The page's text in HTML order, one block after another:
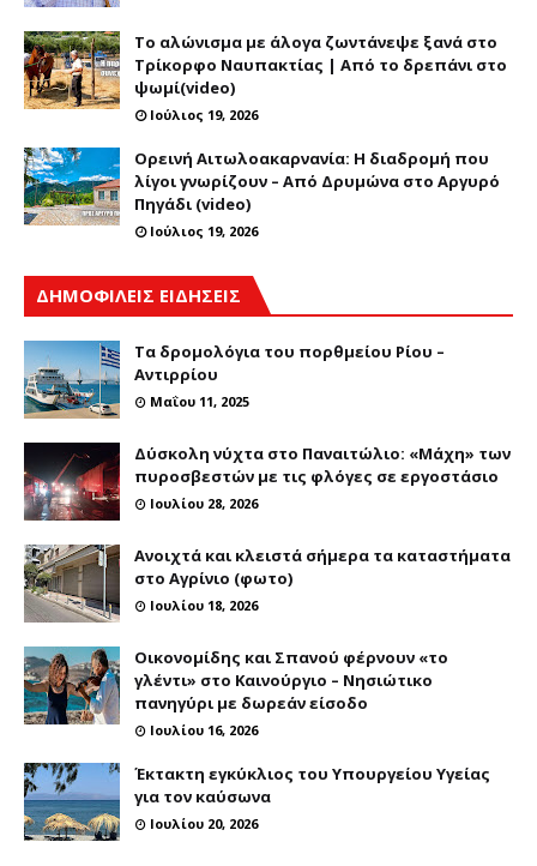
Το αλώνισμα με άλογα ζωντάνεψε ξανά στο
Τρίκορφο Ναυπακτίας | Από το δρεπάνι στο
ψωμί(video)
Ιούλιος 19, 2026
Ορεινή Αιτωλοακαρνανία: Η διαδρομή που
λίγοι γνωρίζουν – Από Δρυμώνα στο Αργυρό
Πηγάδι (video)
Ιούλιος 19, 2026
ΔΗΜΟΦΙΛΕΙΣ ΕΙΔΗΣΕΙΣ
Τα δρομολόγια του πορθμείου Ρίου –
Αντιρρίου
Μαΐου 11, 2025
Δύσκολη νύχτα στο Παναιτώλιο: «Μάχη» των
πυροσβεστών με τις φλόγες σε εργοστάσιο
Ιουλίου 28, 2026
Ανοιχτά και κλειστά σήμερα τα καταστήματα
στο Αγρίνιο (φωτο)
Ιουλίου 18, 2026
Οικονομίδης και Σπανού φέρνουν «το
γλέντι» στο Καινούργιο – Νησιώτικο
πανηγύρι με δωρεάν είσοδο
Ιουλίου 16, 2026
Έκτακτη εγκύκλιος του Υπουργείου Υγείας
για τον καύσωνα
Ιουλίου 20, 2026